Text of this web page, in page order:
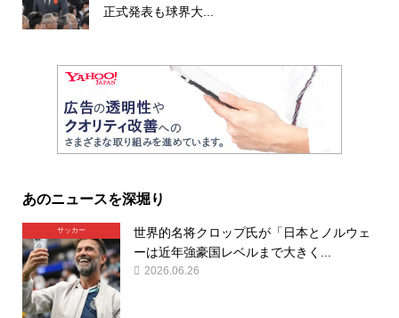
正式発表も球界大...
あのニュースを深堀り
サッカー
世界的名将クロップ氏が「日本とノルウェ
ーは近年強豪国レベルまで大きく...
2026.06.26